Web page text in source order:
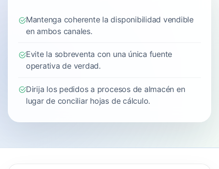
Mantenga coherente la disponibilidad vendible
en ambos canales.
Evite la sobreventa con una única fuente
operativa de verdad.
Dirija los pedidos a procesos de almacén en
lugar de conciliar hojas de cálculo.